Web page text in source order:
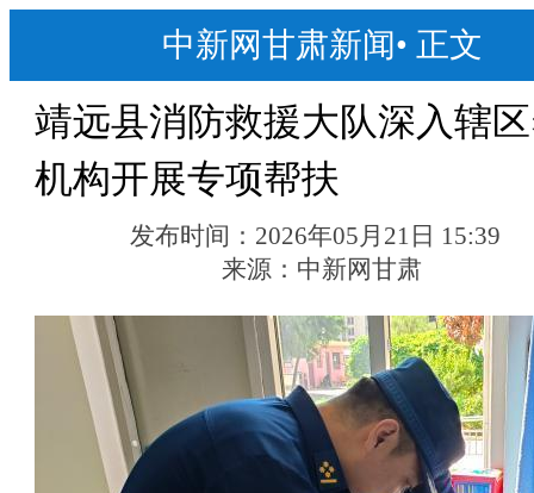
中新网甘肃新闻• 正文
靖远县消防救援大队深入辖
机构开展专项帮扶
发布时间： 2026年05月21日 15:39
来源： 中新网甘肃